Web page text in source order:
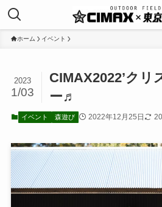
ホーム イベント
CIMAX2022’クリ
ー♬
2023
1/03
イベント 森遊び 2022年12月25日